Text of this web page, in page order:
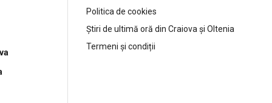
Politica de cookies
Știri de ultimă oră din Craiova și Oltenia
Termeni și condiții